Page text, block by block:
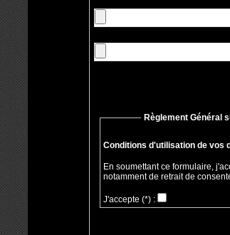
Règlement Général
Conditions d'utilisation de vos
En soumettant ce formulaire,
notamment de retrait de
J'accepte (*) :